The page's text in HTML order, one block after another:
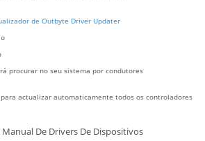
de Outbyte Driver Updater
procurar no seu sistema por condutores
actualizar automaticamente todos os controladores
Manual De Drivers De Dispositivos